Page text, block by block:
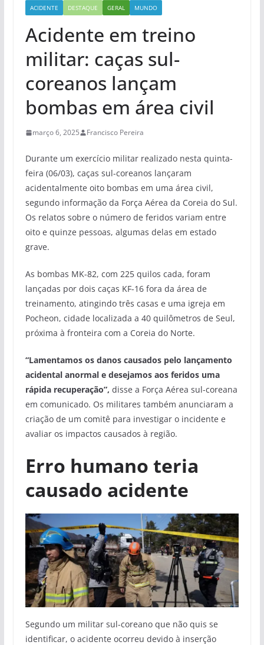
ACIDENTE DESTAQUE GERAL MUNDO
Acidente em treino
militar: caças sul-
coreanos lançam
bombas em área civil
março 6, 2025 Francisco Pereira
Durante um exercício militar realizado nesta quinta-
feira (06/03), caças sul-coreanos lançaram
acidentalmente oito bombas em uma área civil,
segundo informação da Força Aérea da Coreia do Sul.
Os relatos sobre o número de feridos variam entre
oito e quinze pessoas, algumas delas em estado
grave.
As bombas MK-82, com 225 quilos cada, foram
lançadas por dois caças KF-16 fora da área de
treinamento, atingindo três casas e uma igreja em
Pocheon, cidade localizada a 40 quilômetros de Seul,
próxima à fronteira com a Coreia do Norte.
“Lamentamos os danos causados pelo lançamento
acidental anormal e desejamos aos feridos uma
rápida recuperação”, disse a Força Aérea sul-coreana
em comunicado. Os militares também anunciaram a
criação de um comitê para investigar o incidente e
avaliar os impactos causados à região.
Erro humano teria
causado acidente
Segundo um militar sul-coreano que não quis se
identificar, o acidente ocorreu devido à inserção